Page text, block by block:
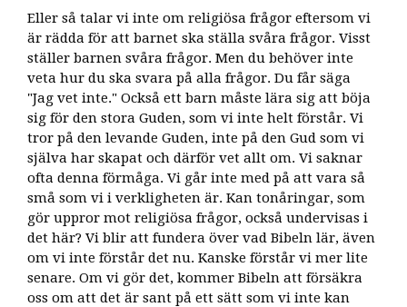
Eller så talar vi inte om religiösa frågor eftersom vi
är rädda för att barnet ska ställa svåra frågor. Visst
ställer barnen svåra frågor. Men du behöver inte
veta hur du ska svara på alla frågor. Du får säga
"Jag vet inte." Också ett barn måste lära sig att böja
sig för den stora Guden, som vi inte helt förstår. Vi
tror på den levande Guden, inte på den Gud som vi
själva har skapat och därför vet allt om. Vi saknar
ofta denna förmåga. Vi går inte med på att vara så
små som vi i verkligheten är. Kan tonåringar, som
gör uppror mot religiösa frågor, också undervisas i
det här? Vi blir att fundera över vad Bibeln lär, även
om vi inte förstår det nu. Kanske förstår vi mer lite
senare. Om vi ​​gör det, kommer Bibeln att försäkra
oss om att det är sant på ett sätt som vi inte kan